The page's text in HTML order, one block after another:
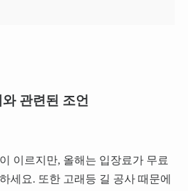
와 관련된 조언
이르지만, 올해는 입장료가 무료
세요. 또한 고래등 길 공사 때문에